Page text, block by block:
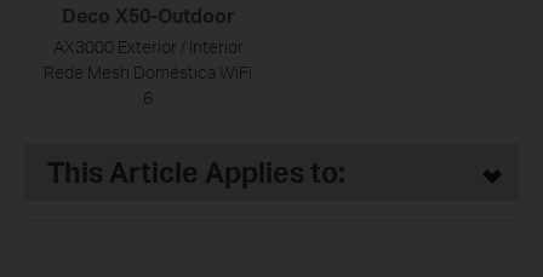
Deco X50-Outdoor
AX3000 Exterior / Interior
Rede Mesh Doméstica WiFi
6
This Article Applies to: